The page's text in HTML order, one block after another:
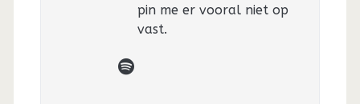
pin me er vooral niet op
vast.
spotify